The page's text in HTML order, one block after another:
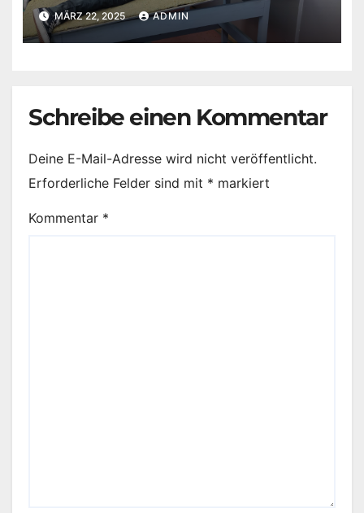
MÄRZ 22, 2025 ADMIN
Schreibe einen Kommentar
Deine E-Mail-Adresse wird nicht veröffentlicht.
Erforderliche Felder sind mit * markiert
Kommentar *